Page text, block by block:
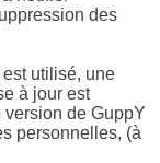
des
utilisé, une
à jour est
de GuppY
personnelles, (à